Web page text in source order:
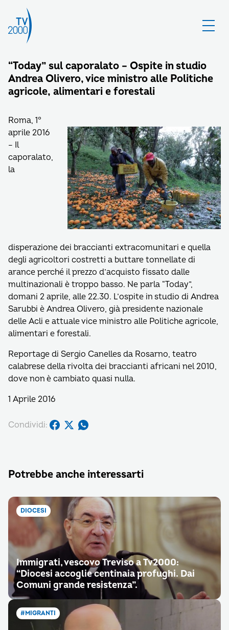
“Today” sul caporalato – Ospite in studio
Andrea Olivero, vice ministro alle Politiche
agricole, alimentari e forestali
Roma, 1°
aprile 2016
– Il
caporalato,
la
disperazione dei braccianti extracomunitari e quella
degli agricoltori costretti a buttare tonnellate di
arance perché il prezzo d’acquisto fissato dalle
multinazionali è troppo basso. Ne parla “Today”,
domani 2 aprile, alle 22.30. L’ospite in studio di Andrea
Sarubbi è Andrea Olivero, già presidente nazionale
delle Acli e attuale vice ministro alle Politiche agricole,
alimentari e forestali.
Reportage di Sergio Canelles da Rosarno, teatro
calabrese della rivolta dei braccianti africani nel 2010,
dove non è cambiato quasi nulla.
1 Aprile 2016
Condividi:
Potrebbe anche interessarti
DIOCESI
Immigrati, vescovo Treviso a Tv2000:
“Diocesi accoglie centinaia profughi. Dai
Comuni grande resistenza”.
#MIGRANTI